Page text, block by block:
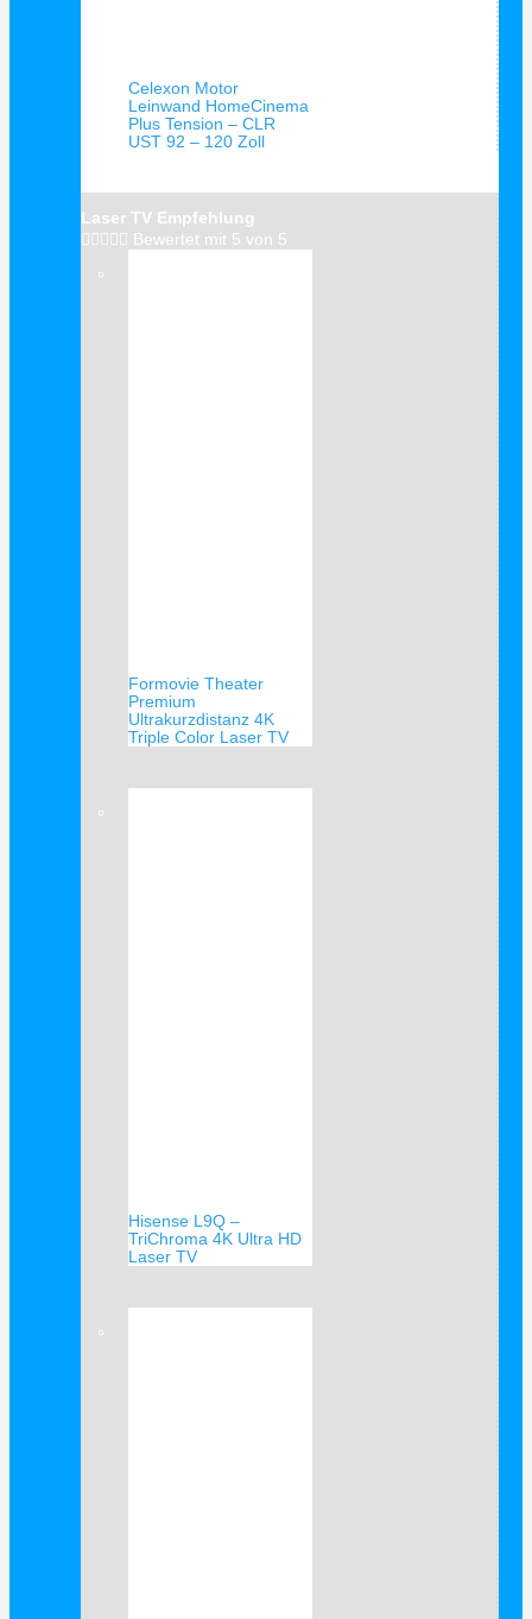
Celexon Motor
Leinwand HomeCinema
Plus Tension – CLR
UST 92 – 120 Zoll
Laser TV Empfehlung
     Bewertet mit 5 von 5
Formovie Theater
Premium
Ultrakurzdistanz 4K
Triple Color Laser TV
Hisense L9Q –
TriChroma 4K Ultra HD
Laser TV